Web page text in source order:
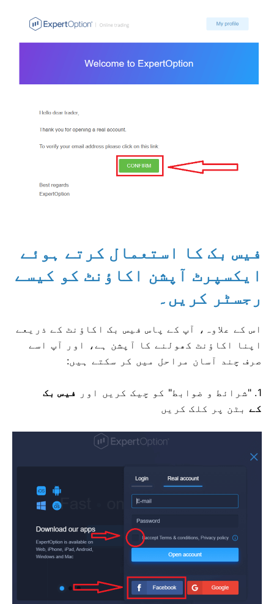
فیس بک کا استعمال کرتے ہوئے
ایکسپرٹ آپشن اکاؤنٹ کو کیسے
رجسٹر کریں۔
اس کے علاوہ، آپ کے پاس فیس بک اکاؤنٹ کے ذریعے
اپنا اکاؤنٹ کھولنے کا آپشن ہے، اور آپ اسے
صرف چند آسان مراحل میں کر سکتے ہیں:
1. "شرائط و ضوابط" کو چیک کریں اور
فیس بک
کے بٹن پر کلک کریں